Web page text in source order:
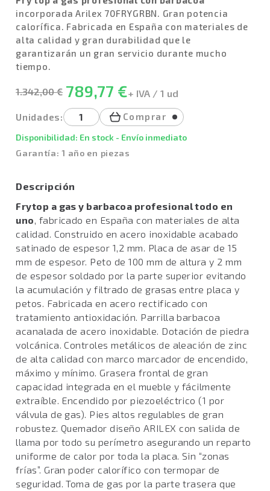
incorporada Arilex 70FRYGRBN. Gran potencia
calorífica. Fabricada en España con materiales de
alta calidad y gran durabilidad que le
garantizarán un gran servicio durante mucho
tiempo.
1.342,00 € 789,77 €+ IVA / 1 ud
Unidades: Comprar
Disponibilidad: En stock - Envío inmediato
Garantía: 1 año en piezas
Descripción
Frytop a gas y barbacoa profesional todo en
uno, fabricado en España con materiales de alta
calidad. Construido en acero inoxidable acabado
satinado de espesor 1,2 mm. Placa de asar de 15
mm de espesor. Peto de 100 mm de altura y 2 mm
de espesor soldado por la parte superior evitando
la acumulación y filtrado de grasas entre placa y
petos. Fabricada en acero rectificado con
tratamiento antioxidación. Parrilla barbacoa
acanalada de acero inoxidable. Dotación de piedra
volcánica. Controles metálicos de aleación de zinc
de alta calidad con marco marcador de encendido,
máximo y mínimo. Grasera frontal de gran
capacidad integrada en el mueble y fácilmente
extraíble. Encendido por piezoeléctrico (1 por
válvula de gas). Pies altos regulables de gran
robustez. Quemador diseño ARILEX con salida de
llama por todo su perímetro asegurando un reparto
uniforme de calor por toda la placa. Sin “zonas
frías”. Gran poder calorífico con termopar de
seguridad. Toma de gas por la parte trasera que